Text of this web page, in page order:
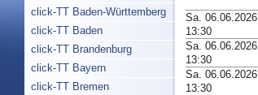
click-TT Baden-Württemberg
click-TT Baden
click-TT Brandenburg
click-TT Bayern
click-TT Bremen
Sa. 06.06.2026
13:30
Sa. 06.06.2026
13:30
Sa. 06.06.2026
13:30